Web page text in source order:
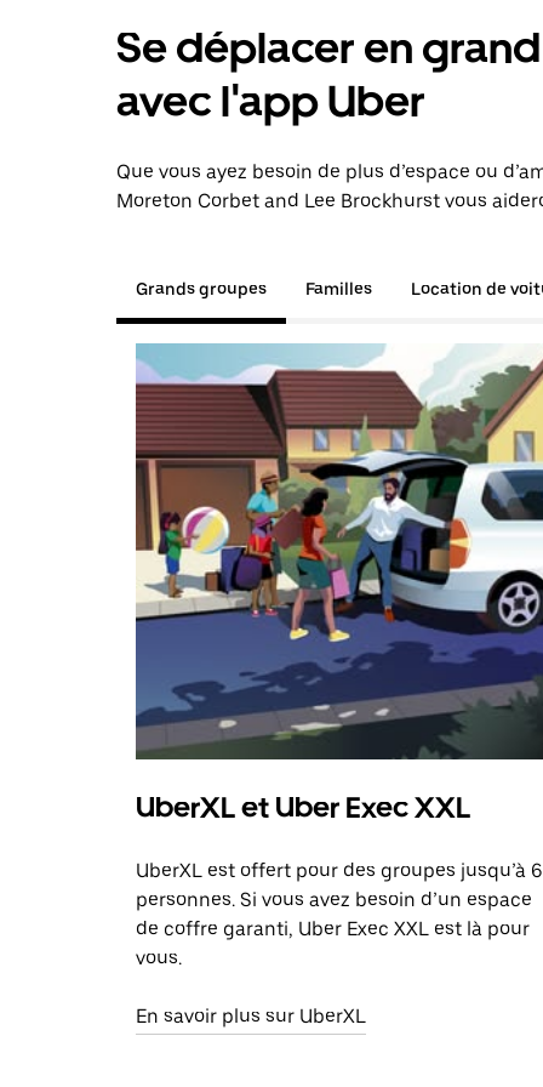
Se déplacer en
avec l'app Uber
Que vous ayez besoin de plus d’espace ou
Moreton Corbet and Lee Brockhurst vous
Grands groupes Familles Location de
UberXL et Uber Exec XXL
UberXL est offert pour des groupes jusqu’à 6
personnes. Si vous avez besoin d’un espace
de coffre garanti, Uber Exec XXL est là pour
vous.
En savoir plus sur UberXL